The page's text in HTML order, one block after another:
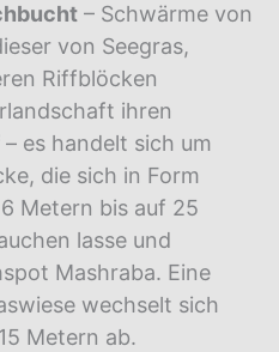
– Schwärme von
von Seegras,
Riffblöcken
ihren
– es handelt sich um
die sich in Form
Metern bis auf 25
lasse und
Mashraba. Eine
wechselt sich
Metern ab.